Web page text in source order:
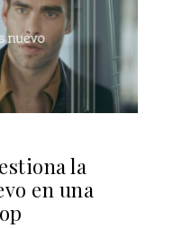
la
en una